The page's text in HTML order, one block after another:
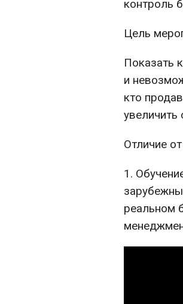
контроль
Цель
Показать
и
кто
Отличие
1.
реальном